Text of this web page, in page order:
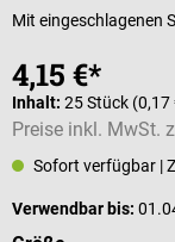
Mit eingeschlagenen
4,15 €*
Inhalt: 25 Stück (0,17
Preise inkl. MwSt.
Sofort verfügbar |
Verwendbar bis: